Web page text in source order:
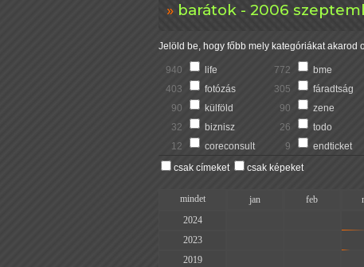
barátok - 2006
Jelöld be, hogy főbb mely kategóriákat akarod
940 life 772 bme
403
fotózás 305 fáradtság
90
külföld 90 zene
32
biznisz 26 todo
12
coreconsult 9 endticket
csak címeket
csak képeket
mindet jan feb
2024
2023
2019